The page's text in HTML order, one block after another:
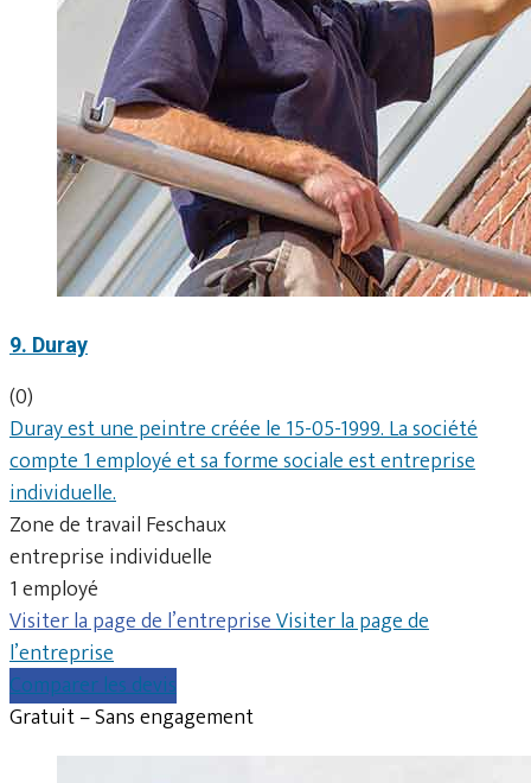
9. Duray
(0)
Duray est une peintre créée le 15-05-1999. La société
compte 1 employé et sa forme sociale est entreprise
individuelle.
Zone de travail Feschaux
entreprise individuelle
1 employé
Visiter la page de l’entrepriseVisiter la page de
l’entreprise
Comparer les devis
Gratuit – Sans engagement